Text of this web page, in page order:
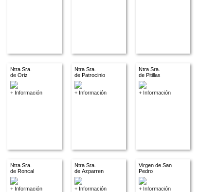
Ntra Sra.
de Oriz
+ Información
Ntra Sra.
de Patrocinio
+ Información
Ntra Sra.
de Pitillas
+ Información
Ntra Sra.
de Roncal
+ Información
Ntra Sra.
de Azparren
+ Información
Virgen de San
Pedro
+ Información